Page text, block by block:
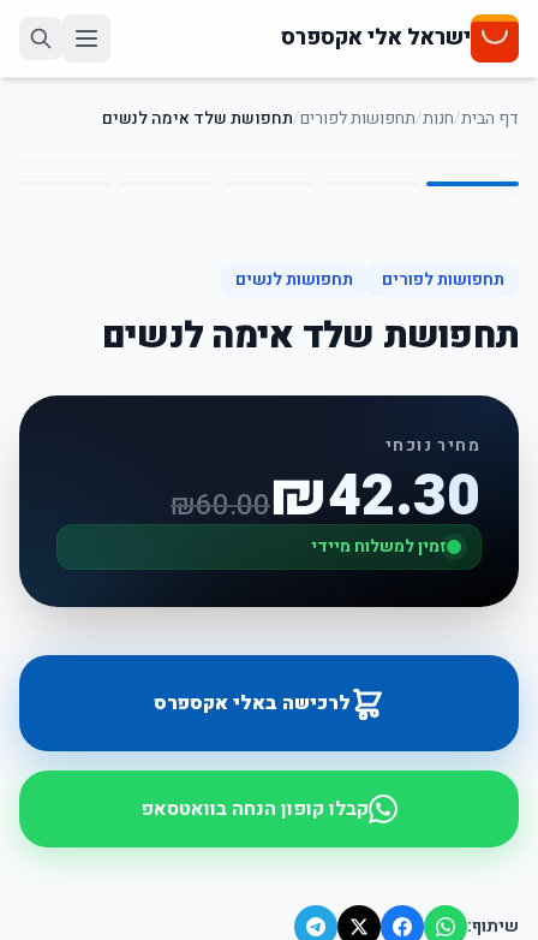
ישראל אלי אקספרס
דף הבית/חנות/תחפושות לפורים/תחפושת שלד אימה לנשים
1
/
5
תחפושות לפורים תחפושות לנשים
תחפושת שלד אימה לנשים
מחיר נוכחי
₪42.30
₪60.00
זמין למשלוח מיידי
לרכישה באלי אקספרס
קבלו קופון הנחה בוואטסאפ
שיתוף: